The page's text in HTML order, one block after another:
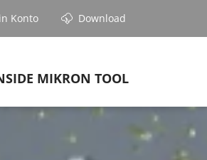
Konto Download
MIKRON TOOL